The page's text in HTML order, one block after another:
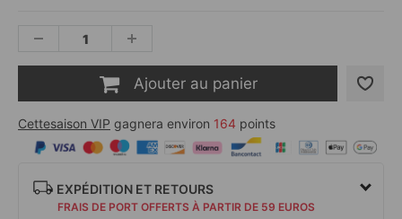
Ajouter au panier
Cettesaison VIP gagnera environ 164 points
EXPÉDITION ET RETOURS
FRAIS DE PORT OFFERTS À PARTIR DE 59 EUROS